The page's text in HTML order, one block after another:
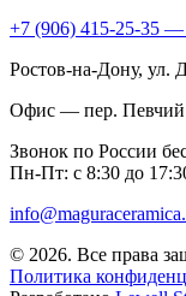
+7 (906) 415-25-35 —
Ростов-на-Дону, ул.
Офис — пер. Певчий
Звонок по России
Пн-Пт: с 8:30 до
© 2026. Все права
Политика